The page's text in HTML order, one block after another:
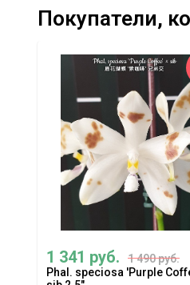
Покупатели,
1 341 руб.
1 490 руб.
Phal. speciosa 'Purple